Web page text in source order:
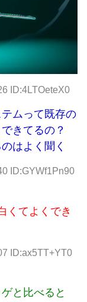
ID:4LTOeteX0
ムって既存の
きてるの？
はよく聞く
ID:GYWf1Pn90
くてよくでき
ID:ax5TT+YT0
と比べると